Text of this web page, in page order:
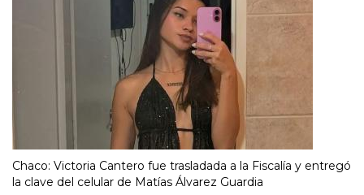
Chaco: Victoria Cantero fue trasladada a la Fiscalía y entregó
la clave del celular de Matías Álvarez Guardia